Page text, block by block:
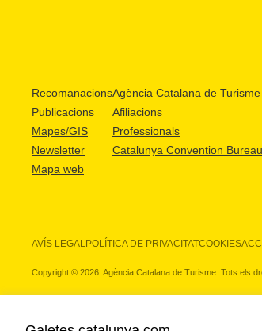
Recomanacions
Publicacions
Mapes/GIS
Newsletter
Mapa web
Agència Catalana de Turisme
Afiliacions
Professionals
Catalunya Convention Bureau
AVÍS LEGALPOLÍTICA DE PRIVACITATCOOKIES
Copyright © 2026. Agència Catalana de Turisme. Tots els